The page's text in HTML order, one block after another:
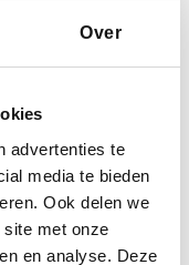
Over
advertenties te
media te bieden
Ook delen we
met onze
en analyse. Deze